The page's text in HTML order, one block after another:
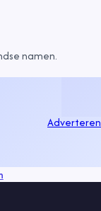
namen.
Adverteren